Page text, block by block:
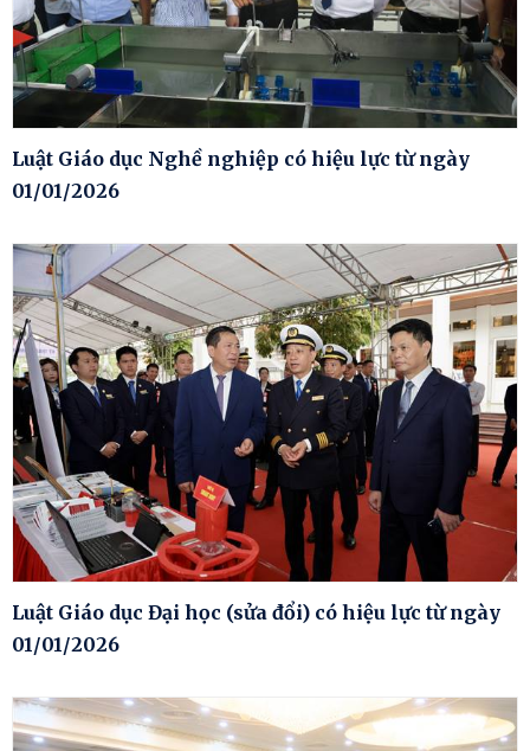
Luật Giáo dục Nghề nghiệp có hiệu lực từ ngày
01/01/2026
Luật Giáo dục Đại học (sửa đổi) có hiệu lực từ ngày
01/01/2026